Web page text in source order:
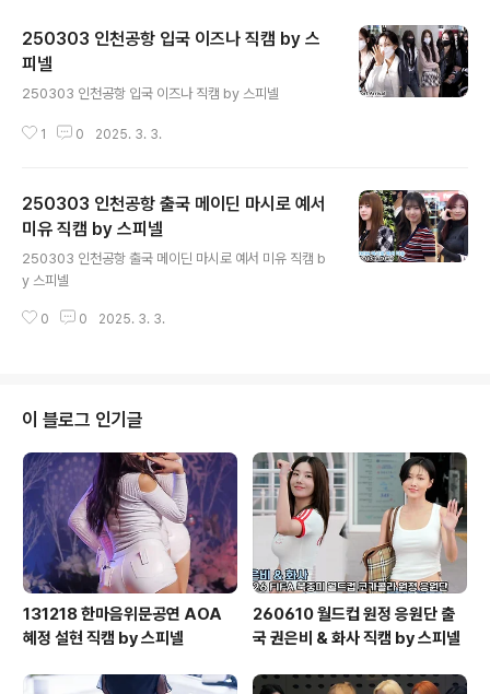
250303 인천공항 입국 이즈나 직캠 by 스
피넬
250303 인천공항 입국 이즈나 직캠 by 스피넬
1 0 2025. 3. 3.
250303 인천공항 출국 메이딘 마시로 예서
미유 직캠 by 스피넬
250303 인천공항 출국 메이딘 마시로 예서 미유 직캠 b
y 스피넬
0 0 2025. 3. 3.
이 블로그 인기글
131218 한마음위문공연 AOA
혜정 설현 직캠 by 스피넬
260610 월드컵 원정 응원단 출
국 권은비 & 화사 직캠 by 스피넬